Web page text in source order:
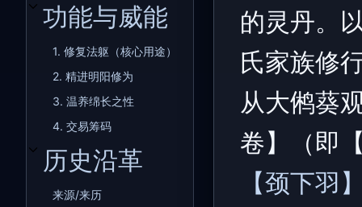
功能与威能
开关功能与威能子章节
1. 修复法躯（核心用途）
2. 精进明阳修为
3. 温养绵长之性
4. 交易筹码
历史沿革
开关历史沿革子章节
来源/来历
的灵丹。
氏家族修
从大鸺葵
卷】（即
【颈下羽